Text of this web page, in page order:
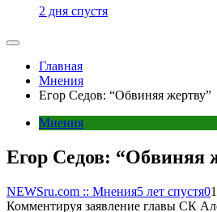
2 дня спустя
Главная
Мнения
Егор Седов: “Обвиняя жертву”
Мнения
Егор Седов: “Обвиняя
NEWSru.com :: Мнения5 лет спустя0
Комментируя заявление главы СК